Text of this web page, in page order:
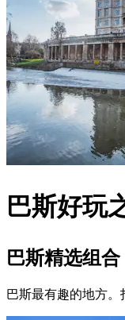
巴斯好玩
巴斯精选组合
巴斯最有趣的地方。